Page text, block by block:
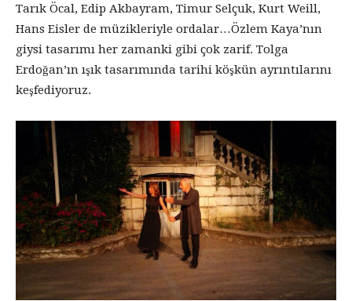
Tarık Öcal, Edip Akbayram, Timur Selçuk, Kurt Weill,
Hans Eisler de müzikleriyle ordalar…Özlem Kaya’nın
giysi tasarımı her zamanki gibi çok zarif. Tolga
Erdoğan’ın ışık tasarımında tarihi köşkün ayrıntılarını
keşfediyoruz.